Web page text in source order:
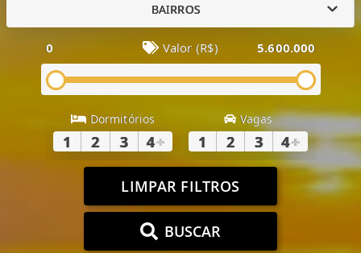
BAIRROS
0 Valor (R$) 5.600.000
Dormitórios
1 2 3 4+
Vagas
1 2 3 4+
LIMPAR FILTROS
BUSCAR